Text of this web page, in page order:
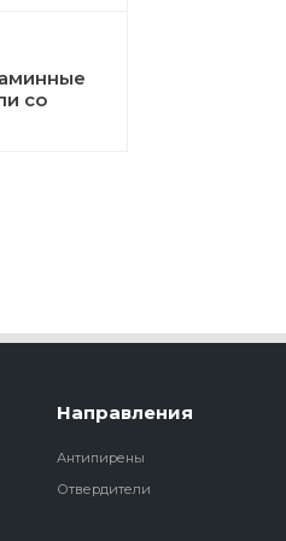
со
Направления
Антипирены
Отвердители